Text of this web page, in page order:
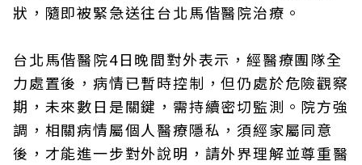
狀，隨即被緊急送往台北馬偕醫院治療。
台北馬偕醫院4日晚間對外表示，經醫療團隊全
力處置後，病情已暫時控制，但仍處於危險觀察
期，未來數日是關鍵，需持續密切監測。院方強
調，相關病情屬個人醫療隱私，須經家屬同意
後，才能進一步對外說明，請外界理解並尊重醫